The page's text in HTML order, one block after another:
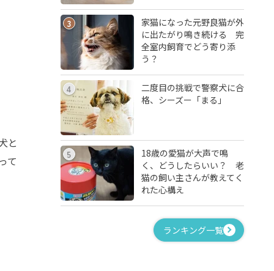
と
て
3
家猫になった元野良猫が外
に出たがり鳴き続ける 完
全室内飼育でどう寄り添
う？
4
二度目の挑戦で警察犬に合
格、シーズー「まる」
5
18歳の愛猫が大声で鳴
く、どうしたらいい？ 老
猫の飼い主さんが教えてく
れた心構え
ランキング一覧